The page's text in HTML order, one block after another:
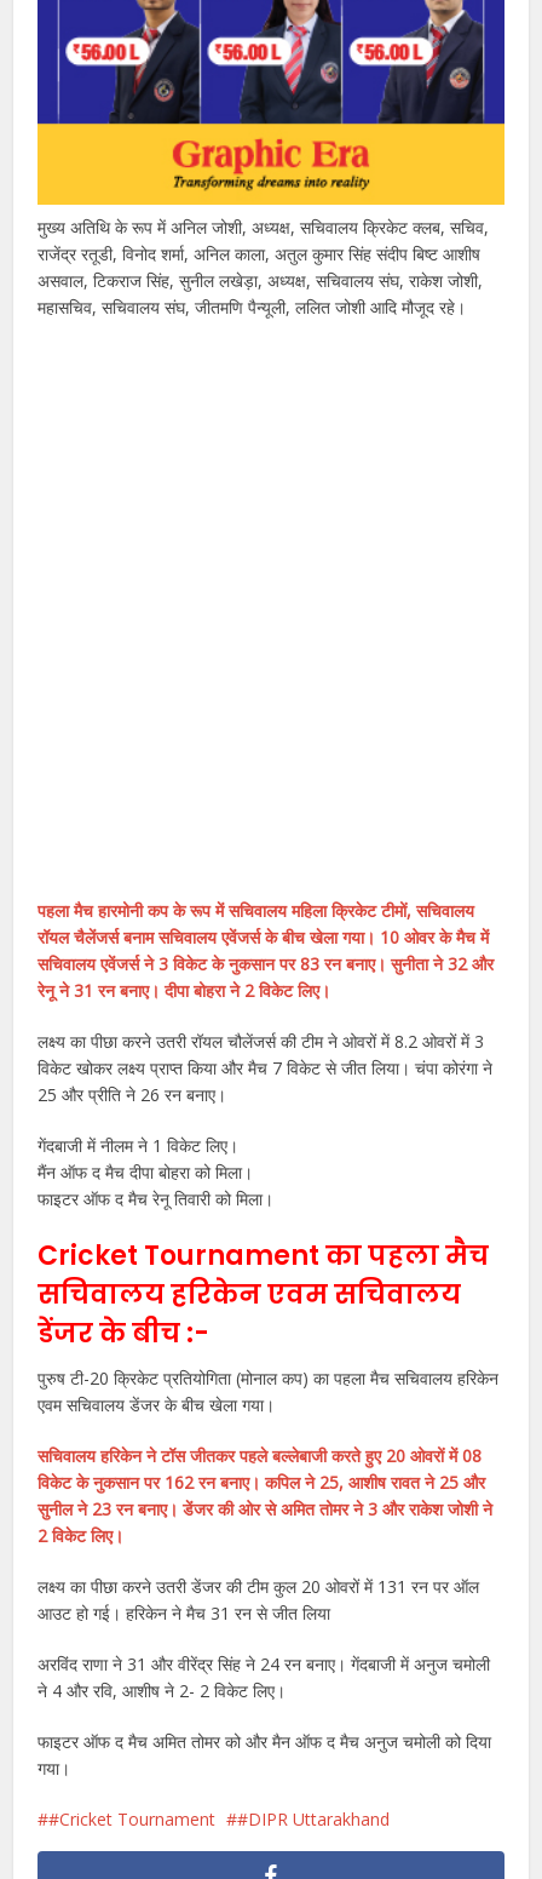
मुख्य अतिथि के रूप में अनिल जोशी, अध्यक्ष, सचिवालय क्रिकेट क्लब, सचिव,
राजेंद्र रतूडी, विनोद शर्मा, अनिल काला, अतुल कुमार सिंह संदीप बिष्ट आशीष
असवाल, टिकराज सिंह, सुनील लखेड़ा, अध्यक्ष, सचिवालय संघ, राकेश जोशी,
महासचिव, सचिवालय संघ, जीतमणि पैन्यूली, ललित जोशी आदि मौजूद रहे।
पहला मैच हारमोनी कप के रूप में सचिवालय महिला क्रिकेट टीमों, सचिवालय
रॉयल चैलेंजर्स बनाम सचिवालय एवेंजर्स के बीच खेला गया। 10 ओवर के मैच में
सचिवालय एवेंजर्स ने 3 विकेट के नुकसान पर 83 रन बनाए। सुनीता ने 32 और
रेनू ने 31 रन बनाए। दीपा बोहरा ने 2 विकेट लिए।
लक्ष्य का पीछा करने उतरी रॉयल चौलेंजर्स की टीम ने ओवरों में 8.2 ओवरों में 3
विकेट खोकर लक्ष्य प्राप्त किया और मैच 7 विकेट से जीत लिया। चंपा कोरंगा ने
25 और प्रीति ने 26 रन बनाए।
गेंदबाजी में नीलम ने 1 विकेट लिए।
मैंन ऑफ द मैच दीपा बोहरा को मिला।
फाइटर ऑफ द मैच रेनू तिवारी को मिला।
Cricket Tournament का पहला मैच
सचिवालय हरिकेन एवम सचिवालय
डेंजर के बीच :-
पुरुष टी-20 क्रिकेट प्रतियोगिता (मोनाल कप) का पहला मैच सचिवालय हरिकेन
एवम सचिवालय डेंजर के बीच खेला गया।
सचिवालय हरिकेन ने टॉस जीतकर पहले बल्लेबाजी करते हुए 20 ओवरों में 08
विकेट के नुकसान पर 162 रन बनाए। कपिल ने 25, आशीष रावत ने 25 और
सुनील ने 23 रन बनाए। डेंजर की ओर से अमित तोमर ने 3 और राकेश जोशी ने
2 विकेट लिए।
लक्ष्य का पीछा करने उतरी डेंजर की टीम कुल 20 ओवरों में 131 रन पर ऑल
आउट हो गई। हरिकेन ने मैच 31 रन से जीत लिया
अरविंद राणा ने 31 और वीरेंद्र सिंह ने 24 रन बनाए। गेंदबाजी में अनुज चमोली
ने 4 और रवि, आशीष ने 2- 2 विकेट लिए।
फाइटर ऑफ द मैच अमित तोमर को और मैन ऑफ द मैच अनुज चमोली को दिया
गया।
#Cricket Tournament #DIPR Uttarakhand